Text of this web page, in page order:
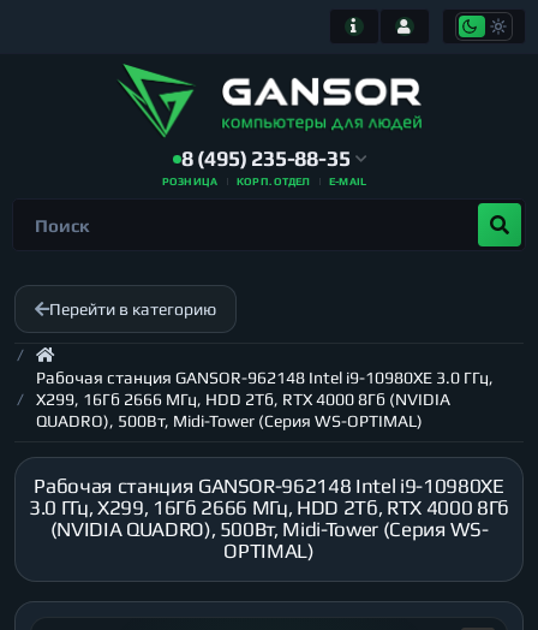
8 (495) 235-88-35
РОЗНИЦА КОРП. ОТДЕЛ E-MAIL
Перейти в категорию
Рабочая станция GANSOR-962148 Intel i9-10980XE 3.0 ГГц,
X299, 16Гб 2666 МГц, HDD 2Тб, RTX 4000 8Гб (NVIDIA
QUADRO), 500Вт, Midi-Tower (Серия WS-OPTIMAL)
Рабочая станция GANSOR-962148 Intel i9-10980XE
3.0 ГГц, X299, 16Гб 2666 МГц, HDD 2Тб, RTX 4000 8Гб
(NVIDIA QUADRO), 500Вт, Midi-Tower (Серия WS-
OPTIMAL)